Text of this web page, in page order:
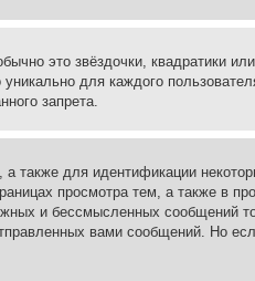
это звёздочки, квадратики
для каждого
запрета.
также для идентификации
просмотра тем, а также в
и бессмысленных сообщений
вами сообщений. Но